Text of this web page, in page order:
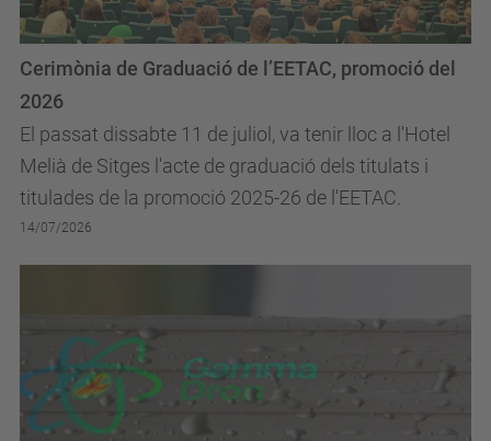
El passat dissabte 11 de juliol, va tenir lloc a l'Hotel
Melià de Sitges l'acte de graduació dels titulats i
titulades de la promoció 2025-26 de l'EETAC.
Cerimònia de Graduació de l’EETAC, promoció del
2026
14/07/2026